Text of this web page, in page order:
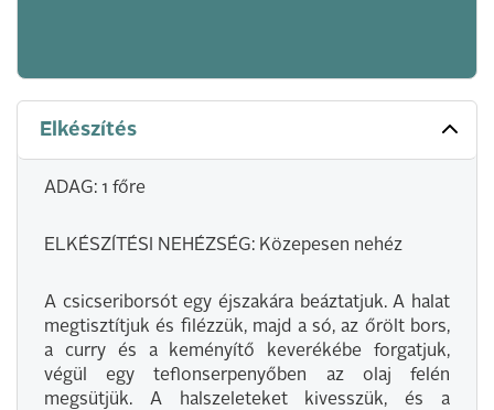
Elkészítés
ADAG: 1 főre
ELKÉSZÍTÉSI NEHÉZSÉG: Közepesen nehéz
A csicseriborsót egy éjszakára beáztatjuk. A halat
megtisztítjuk és filézzük, majd a só, az őrölt bors,
a curry és a keményítő keverékébe forgatjuk,
végül egy teflonserpenyőben az olaj felén
megsütjük. A halszeleteket kivesszük, és a